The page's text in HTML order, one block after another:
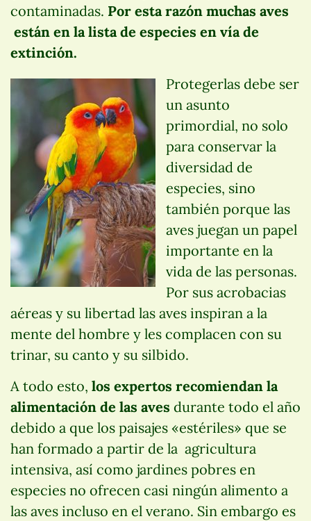
contaminadas. Por esta razón muchas aves
están en la lista de especies en vía de
extinción.
Protegerlas debe ser
un asunto
primordial, no solo
para conservar la
diversidad de
especies, sino
también porque las
aves juegan un papel
importante en la
vida de las personas.
Por sus acrobacias
aéreas y su libertad las aves inspiran a la
mente del hombre y les complacen con su
trinar, su canto y su silbido.
A todo esto, los expertos recomiendan la
alimentación de las aves durante todo el año
debido a que los paisajes «estériles» que se
han formado a partir de la agricultura
intensiva, así como jardines pobres en
especies no ofrecen casi ningún alimento a
las aves incluso en el verano. Sin embargo es